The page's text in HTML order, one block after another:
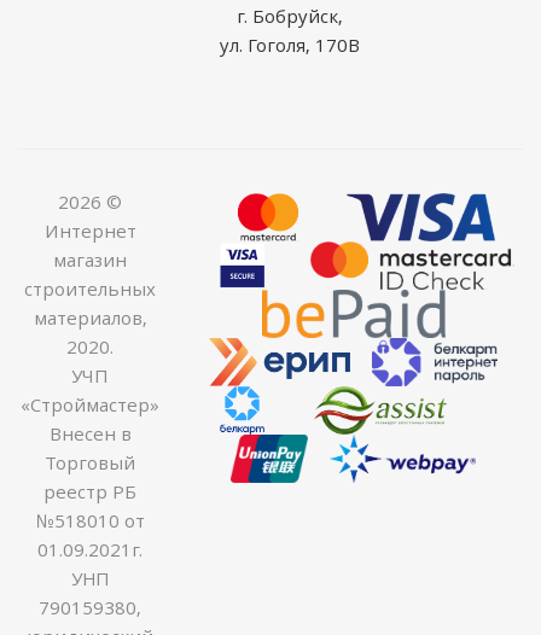
г. Бобруйск,
ул. Гоголя, 170В
2026 ©
Интернет
магазин
строительных
материалов,
2020.
УЧП
«Строймастер»
Внесен в
Торговый
реестр РБ
№518010 от
01.09.2021г.
УНП
790159380,